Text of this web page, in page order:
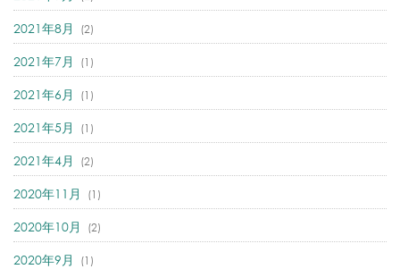
2021年8月 (2)
2021年7月 (1)
2021年6月 (1)
2021年5月 (1)
2021年4月 (2)
2020年11月 (1)
2020年10月 (2)
2020年9月 (1)